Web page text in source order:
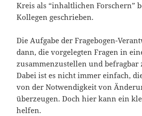
Kreis als “inhaltlichen Forschern”
Kollegen geschrieben.
Die Aufgabe der Fragebogen-
dann, die vorgelegten Fragen in
zusammenzustellen und befragbar
Dabei ist es nicht immer einfach,
von der Notwendigkeit von
überzeugen. Doch hier kann ein
helfen.